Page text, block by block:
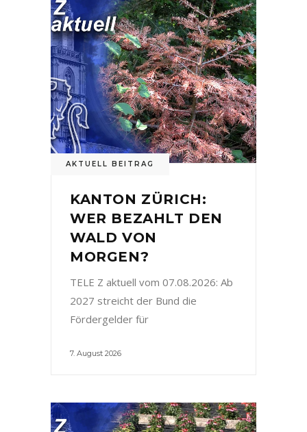
AKTUELL BEITRAG
KANTON ZÜRICH:
WER BEZAHLT DEN
WALD VON
MORGEN?
TELE Z aktuell vom 07.08.2026: Ab
2027 streicht der Bund die
Fördergelder für
7. August 2026